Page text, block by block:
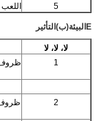
5
E البيئة(ب) التأثير
لا، لا، لا
1
ظروف
2
ظروف